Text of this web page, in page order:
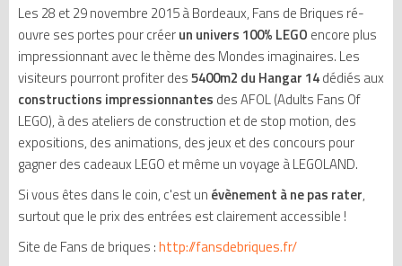
Les 28 et 29 novembre 2015 à Bordeaux, Fans de Briques ré-
ouvre ses portes pour créerun univers 100% LEGO encore plus
impressionnant avec le thème des Mondes imaginaires. Les
visiteurs pourront profiter des5400m2 du Hangar 14dédiés aux
constructions impressionnantes des AFOL (Adults Fans Of
LEGO), à des ateliers de construction et de stop motion, des
expositions, des animations, des jeux et des concours pour
gagner des cadeaux LEGO et même un voyage à LEGOLAND.
Si vous êtes dans le coin, c'est un évènement à ne pas rater,
surtout que le prix des entrées est clairement accessible !
Site de Fans de briques :http://fansdebriques.fr/